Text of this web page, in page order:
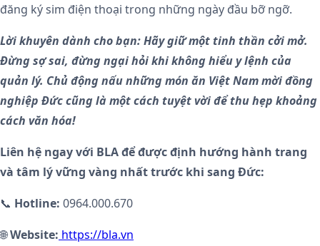
đăng ký sim điện thoại trong những ngày đầu bỡ ngỡ.
Lời khuyên dành cho bạn: Hãy giữ một tinh thần cởi mở.
Đừng sợ sai, đừng ngại hỏi khi không hiểu y lệnh của
quản lý. Chủ động nấu những món ăn Việt Nam mời đồng
nghiệp Đức cũng là một cách tuyệt vời để thu hẹp khoảng
cách văn hóa!
Liên hệ ngay với BLA để được định hướng hành trang
và tâm lý vững vàng nhất trước khi sang Đức:
📞 Hotline: 0964.000.670
🌐Website: https://bla.vn